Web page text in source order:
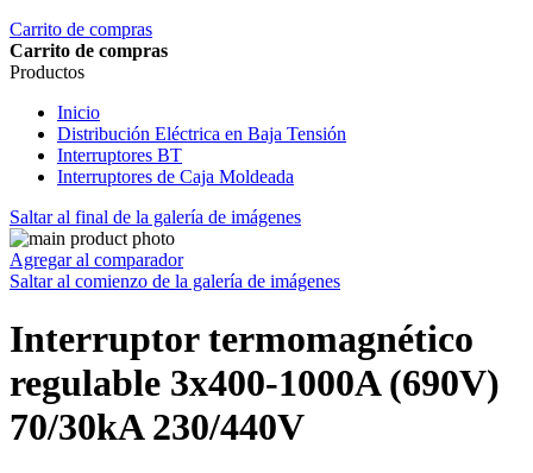
Carrito de compras
Carrito de compras
Productos
Inicio
Distribución Eléctrica en Baja Tensión
Interruptores BT
Interruptores de Caja Moldeada
Saltar al final de la galería de imágenes
Agregar al comparador
Saltar al comienzo de la galería de imágenes
Interruptor termomagnético
regulable 3x400-1000A (690V)
70/30kA 230/440V